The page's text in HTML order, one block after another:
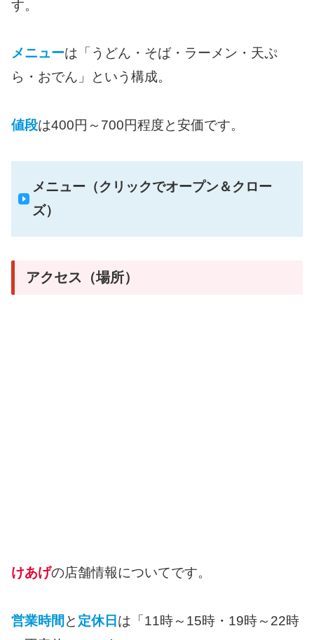
す。
メニューは「うどん・そば・ラーメン・天ぷ
ら・おでん」という構成。
値段は400円～700円程度と安価です。
メニュー（クリックでオープン＆クロー
ズ）
アクセス（場所）
けあげの店舗情報についてです。
営業時間 と 定休日 は「11時～15時・19時～22時